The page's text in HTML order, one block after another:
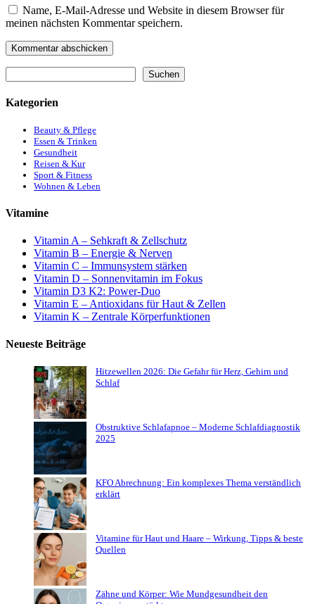
Name, E-Mail-Adresse und Website in diesem Browser für
meinen nächsten Kommentar speichern.
Suchen
Kategorien
Beauty & Pflege
Essen & Trinken
Gesundheit
Reisen & Kur
Sport & Fitness
Wohnen & Leben
Vitamine
Vitamin A – Sehkraft & Zellschutz
Vitamin B – Energie & Nerven
Vitamin C – Immunsystem stärken
Vitamin D – Sonnenvitamin im Fokus
Vitamin D3 K2: Power-Duo
Vitamin E – Antioxidans für Haut & Zellen
Vitamin K – Zentrale Körperfunktionen
Neueste Beiträge
Hitzewellen 2026: Die Gefahr für Herz, Gehirn und
Schlaf
Obstruktive Schlafapnoe – Moderne Schlafdiagnostik
2025
KFO Abrechnung: Ein komplexes Thema verständlich
erklärt
Vitamine für Haut und Haare – Wirkung, Tipps & beste
Quellen
Zähne und Körper: Wie Mundgesundheit den